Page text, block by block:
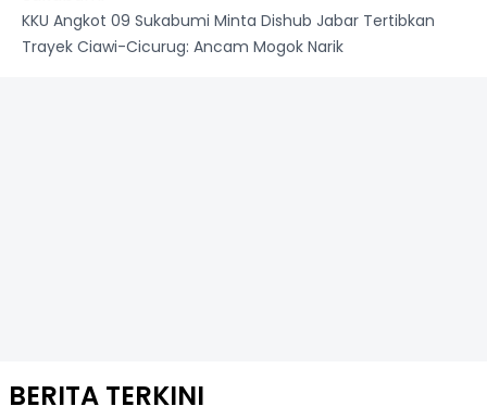
KKU Angkot 09 Sukabumi Minta Dishub Jabar Tertibkan
Trayek Ciawi-Cicurug: Ancam Mogok Narik
BERITA TERKINI